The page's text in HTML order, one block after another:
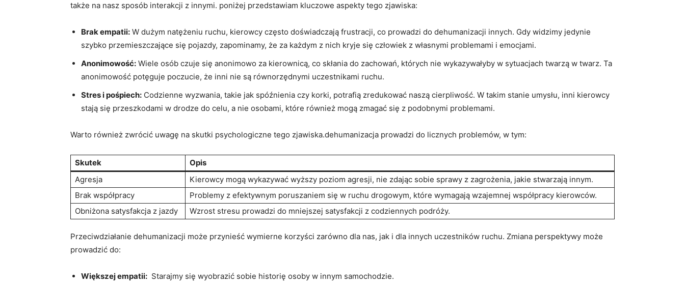
także‍ na nasz sposób interakcji z innymi. poniżej przedstawiam kluczowe aspekty tego zjawiska:
Brak empatii: W dużym natężeniu ruchu, kierowcy często doświadczają frustracji, co prowadzi do ⁢dehumanizacji innych. Gdy ‍widzimy jedynie
szybko przemieszczające się pojazdy, ‌zapominamy, że za każdym z nich ⁢kryje ⁣się człowiek z własnymi problemami i emocjami.
Anonimowość: Wiele osób czuje się anonimowo za kierownicą, co skłania do zachowań, ⁣których nie⁣ wykazywałyby w sytuacjach twarzą​ w twarz. Ta
anonimowość potęguje poczucie, że ‍inni ⁢nie ⁢są równorzędnymi uczestnikami ruchu.
Stres i pośpiech: Codzienne wyzwania, takie jak spóźnienia ​czy korki, potrafią zredukować naszą cierpliwość. W takim stanie umysłu, inni kierowcy
stają się przeszkodami w drodze do‍ celu, a nie osobami, które również mogą ⁣zmagać się z podobnymi ‍problemami.
Warto również zwrócić uwagę na skutki psychologiczne tego zjawiska.dehumanizacja⁣ prowadzi do licznych problemów, w tym:
Skutek
Opis
Agresja
Kierowcy mogą wykazywać wyższy poziom agresji,⁣ nie zdając sobie sprawy z zagrożenia, jakie stwarzają ‍innym.
Brak współpracy
Problemy z efektywnym poruszaniem się w ruchu⁤ drogowym, które wymagają wzajemnej współpracy kierowców.
Obniżona ⁤satysfakcja z jazdy
Wzrost stresu prowadzi do mniejszej satysfakcji ​z codziennych podróży.
Przeciwdziałanie‌ dehumanizacji może przynieść wymierne korzyści zarówno dla nas, jak i ‌dla innych ​uczestników ruchu. Zmiana ​perspektywy może
prowadzić do:
Większej empatii: ‍ Starajmy‍ się⁢ wyobrazić⁤ sobie historię osoby w ‍innym samochodzie.